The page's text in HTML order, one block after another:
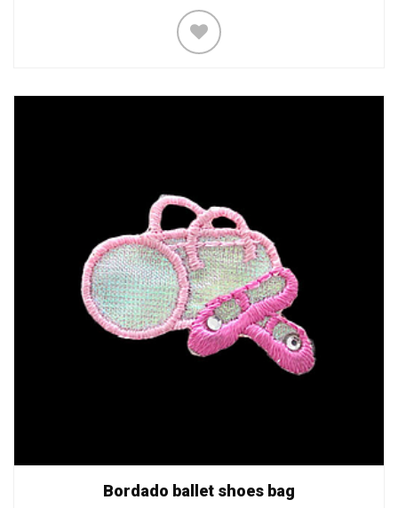
Bordado ballet shoes bag